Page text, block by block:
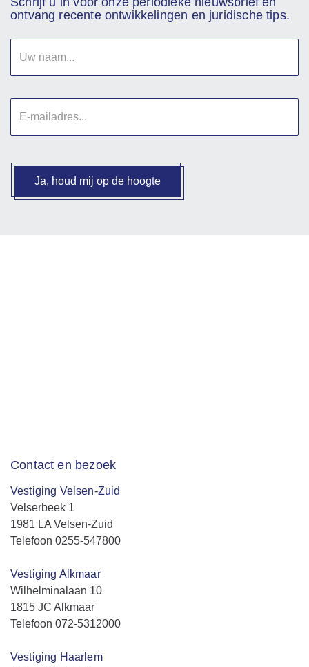
ontvang recente ontwikkelingen en juridische tips.
naam
mailadres
Ja, houd mij op de hoogte
Contact en bezoek
Vestiging Velsen-Zuid
Velserbeek 1
1981 LA Velsen-Zuid
Telefoon 0255-547800
Vestiging Alkmaar
Wilhelminalaan 10
1815 JC Alkmaar
Telefoon 072-5312000
Vestiging Haarlem